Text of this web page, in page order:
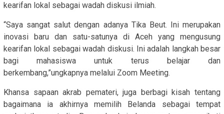
kearifan lokal sebagai wadah diskusi ilmiah.
“Saya sangat salut dengan adanya Tika Beut. Ini merupakan
inovasi baru dan satu-satunya di Aceh yang mengusung
kearifan lokal sebagai wadah diskusi. Ini adalah langkah besar
bagi mahasiswa untuk terus belajar dan
berkembang,”ungkapnya melalui Zoom Meeting.
Khansa sapaan akrab pemateri, juga berbagi kisah tentang
bagaimana ia akhirnya memilih Belanda sebagai tempat